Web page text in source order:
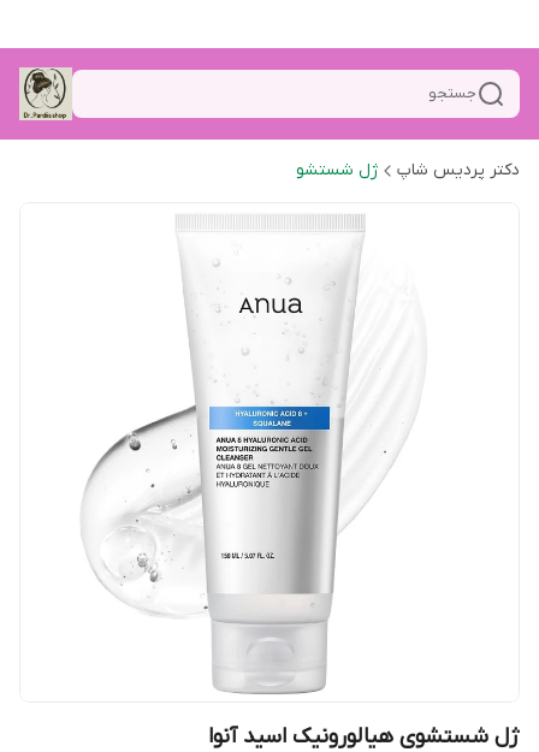
جستجو
دکتر پردیس شاپ ژل شستشو
ژل شستشوی هیالورونیک اسید آنوا